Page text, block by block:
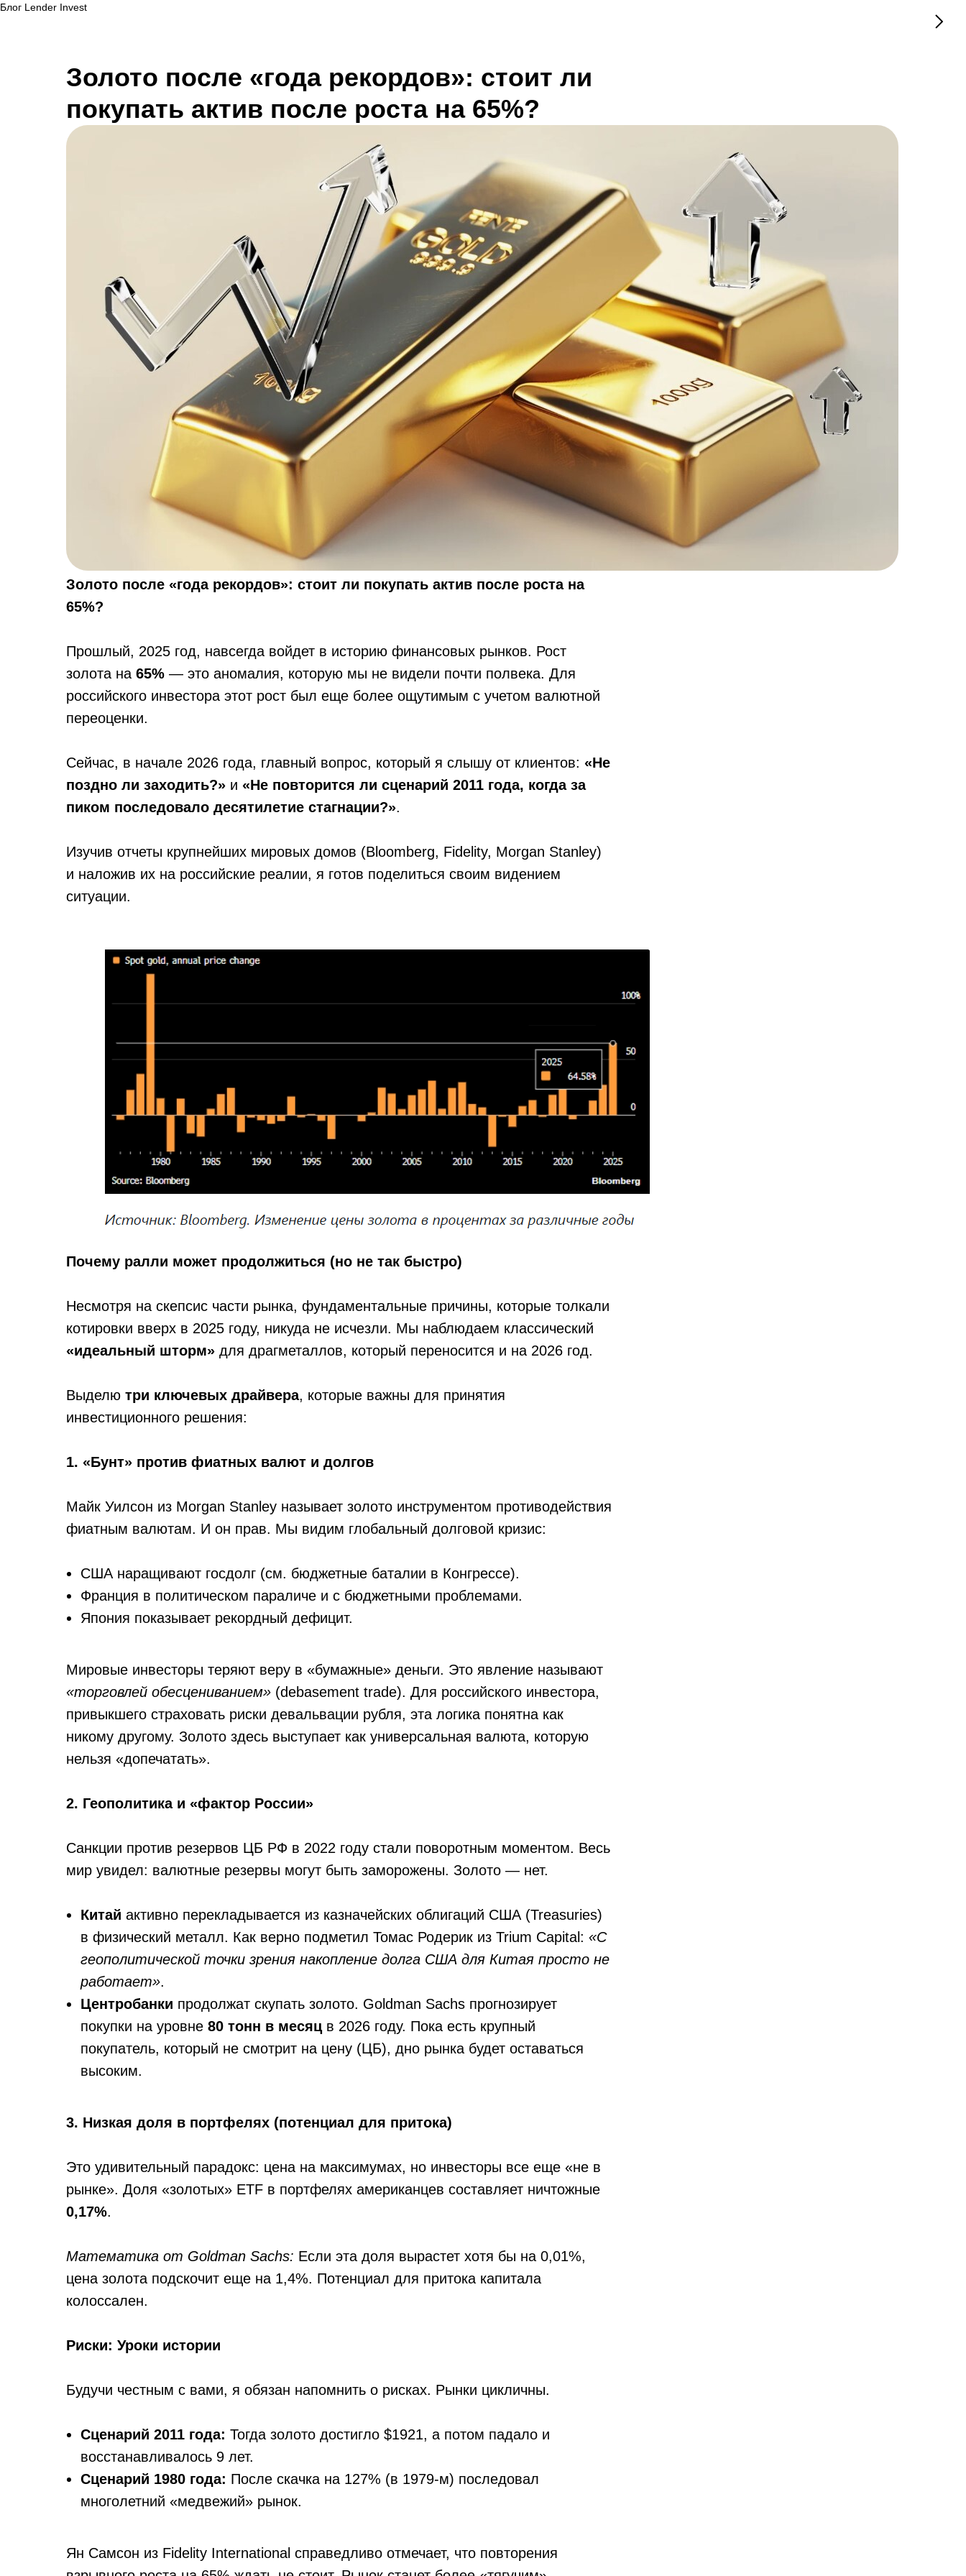
Блог Lender Invest
Золото после «года рекордов»: стоит ли
покупать актив после роста на 65%?
Золото после «года рекордов»: стоит ли покупать актив после роста на
65%?
Прошлый, 2025 год, навсегда войдет в историю финансовых рынков. Рост
золота на 65% — это аномалия, которую мы не видели почти полвека. Для
российского инвестора этот рост был еще более ощутимым с учетом валютной
переоценки.
Сейчас, в начале 2026 года, главный вопрос, который я слышу от клиентов: «Не
поздно ли заходить?» и «Не повторится ли сценарий 2011 года, когда за
пиком последовало десятилетие стагнации?».
Изучив отчеты крупнейших мировых домов (Bloomberg, Fidelity, Morgan Stanley)
и наложив их на российские реалии, я готов поделиться своим видением
ситуации.
Почему ралли может продолжиться (но не так быстро)
Несмотря на скепсис части рынка, фундаментальные причины, которые толкали
котировки вверх в 2025 году, никуда не исчезли. Мы наблюдаем классический
«идеальный шторм» для драгметаллов, который переносится и на 2026 год.
Выделю три ключевых драйвера, которые важны для принятия
инвестиционного решения:
1. «Бунт» против фиатных валют и долгов
Майк Уилсон из Morgan Stanley называет золото инструментом противодействия
фиатным валютам. И он прав. Мы видим глобальный долговой кризис:
США наращивают госдолг (см. бюджетные баталии в Конгрессе).
Франция в политическом параличе и с бюджетными проблемами.
Япония показывает рекордный дефицит.
Мировые инвесторы теряют веру в «бумажные» деньги. Это явление называют
«торговлей обесцениванием» (debasement trade). Для российского инвестора,
привыкшего страховать риски девальвации рубля, эта логика понятна как
никому другому. Золото здесь выступает как универсальная валюта, которую
нельзя «допечатать».
2. Геополитика и «фактор России»
Санкции против резервов ЦБ РФ в 2022 году стали поворотным моментом. Весь
мир увидел: валютные резервы могут быть заморожены. Золото — нет.
Китай активно перекладывается из казначейских облигаций США (Treasuries)
в физический металл. Как верно подметил Томас Родерик из Trium Capital: «С
геополитической точки зрения накопление долга США для Китая просто не
работает».
Центробанки продолжат скупать золото. Goldman Sachs прогнозирует
покупки на уровне 80 тонн в месяцв 2026 году. Пока есть крупный
покупатель, который не смотрит на цену (ЦБ), дно рынка будет оставаться
высоким.
3. Низкая доля в портфелях (потенциал для притока)
Это удивительный парадокс: цена на максимумах, но инвесторы все еще «не в
рынке». Доля «золотых» ETF в портфелях американцев составляет ничтожные
0,17%.
Математика от Goldman Sachs: Если эта доля вырастет хотя бы на 0,01%,
цена золота подскочит еще на 1,4%. Потенциал для притока капитала
колоссален.
Риски: Уроки истории
Будучи честным с вами, я обязан напомнить о рисках. Рынки цикличны.
Сценарий 2011 года: Тогда золото достигло $1921, а потом падало и
восстанавливалось 9 лет.
Сценарий 1980 года: После скачка на 127% (в 1979-м) последовал
многолетний «медвежий» рынок.
Ян Самсон из Fidelity International справедливо отмечает, что повторения